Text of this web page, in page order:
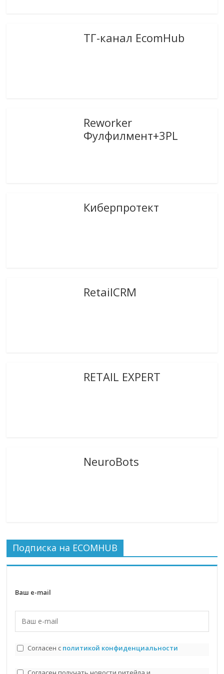
ТГ-канал EcomHub
Reworker
Фулфилмент+3PL
Киберпротект
RetailCRM
RETAIL EXPERT
NeuroBots
Подписка на ECOMHUB
Ваш e-mail
Согласен с политикой конфиденциальности